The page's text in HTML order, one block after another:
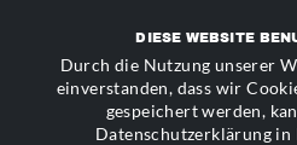
DIESE WEBSITE
Durch die Nutzung unserer
einverstanden, dass wir
gespeichert werden,
Datenschutzerklärung in